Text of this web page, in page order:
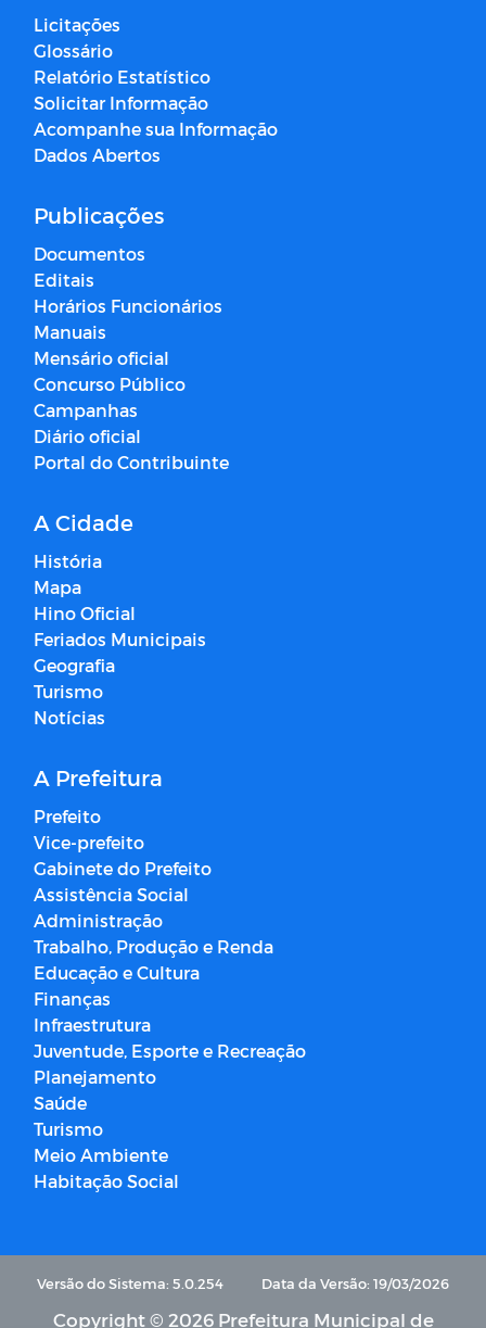
Licitações
Glossário
Relatório Estatístico
Solicitar Informação
Acompanhe sua Informação
Dados Abertos
Publicações
Documentos
Editais
Horários Funcionários
Manuais
Mensário oficial
Concurso Público
Campanhas
Diário oficial
Portal do Contribuinte
A Cidade
História
Mapa
Hino Oficial
Feriados Municipais
Geografia
Turismo
Notícias
A Prefeitura
Prefeito
Vice-prefeito
Gabinete do Prefeito
Assistência Social
Administração
Trabalho, Produção e Renda
Educação e Cultura
Finanças
Infraestrutura
Juventude, Esporte e Recreação
Planejamento
Saúde
Turismo
Meio Ambiente
Habitação Social
Versão do Sistema: 5.0.254 Data da Versão: 19/03/2026
Copyright © 2026 Prefeitura Municipal de